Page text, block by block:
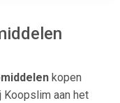
kopen
Koopslim aan het